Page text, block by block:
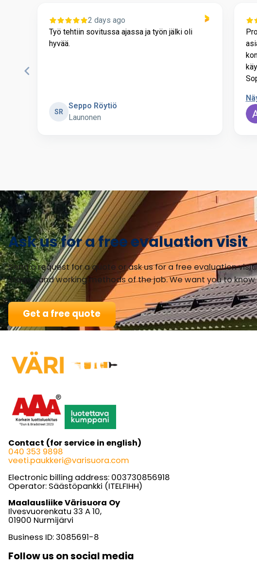
2 days ago
Työ tehtiin sovitussa ajassa ja työn jälki oli
hyvää.
SR
Seppo Röytiö
Launonen
Ask us for a free evaluation visit
Send a request for a quote or ask us for a free evaluation
stages and working methods of the job. We want you to
Get a free quote
Contact (for service in english)
040 353 9898
veeti.paukkeri@varisuora.com
Electronic billing address: 003730856918
Operator: Säästöpankki (ITELFIHH)
Maalausliike Värisuora Oy
Ilvesvuorenkatu 33 A 10,
01900 Nurmijärvi
Business ID: 3085691-8
Follow us on social media